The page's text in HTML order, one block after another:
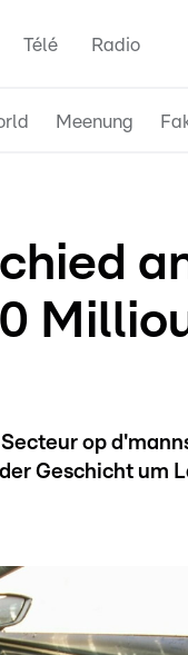
Télé Radio
Meenung
op
Geschicht um